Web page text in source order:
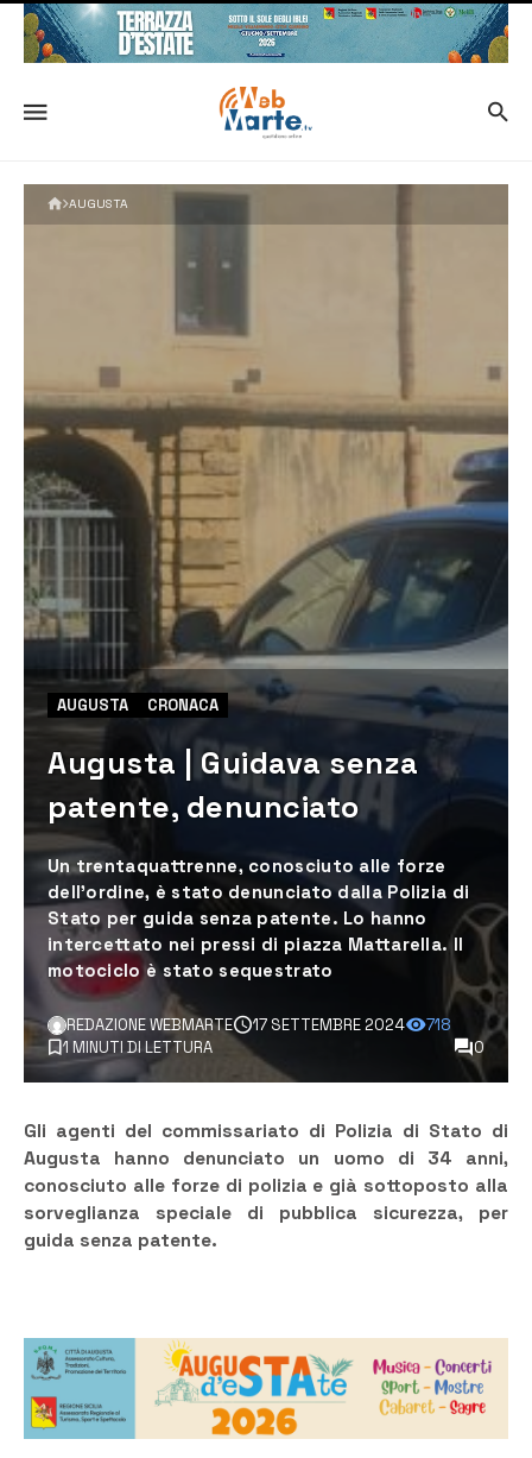
AUGUSTA
AUGUSTA CRONACA
Augusta | Guidava senza
patente, denunciato
Un trentaquattrenne, conosciuto alle forze
dell'ordine, è stato denunciato dalla Polizia di
Stato per guida senza patente. Lo hanno
intercettato nei pressi di piazza Mattarella. Il
motociclo è stato sequestrato
REDAZIONE WEBMARTE 17 SETTEMBRE 2024
718
1 MINUTI DI LETTURA
0
Gli agenti del commissariato di Polizia di Stato di
Augusta hanno denunciato un uomo di 34 anni,
conosciuto alle forze di polizia e già sottoposto alla
sorveglianza speciale di pubblica sicurezza, per
guida senza patente.